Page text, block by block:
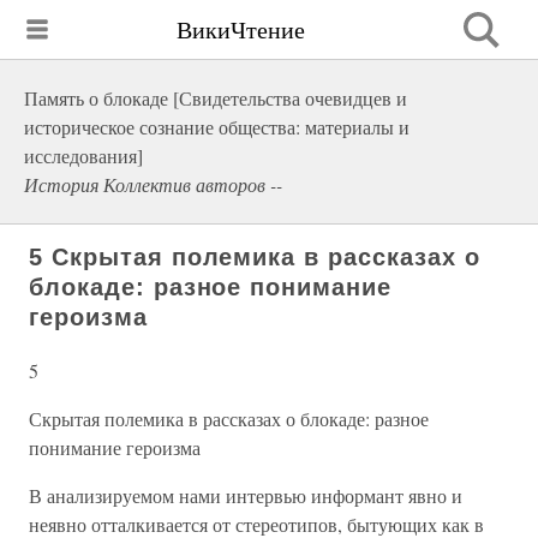
ВикиЧтение
Память о блокаде [Свидетельства очевидцев и
историческое сознание общества: материалы и
исследования]
История Коллектив авторов --
5 Скрытая полемика в рассказах о
блокаде: разное понимание
героизма
5
Скрытая полемика в рассказах о блокаде: разное
понимание героизма
В анализируемом нами интервью информант явно и
неявно отталкивается от стереотипов, бытующих как в